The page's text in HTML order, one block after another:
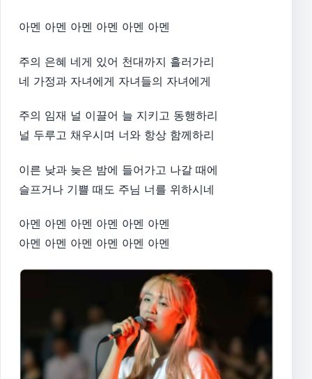
아멘 아멘 아멘 아멘 아멘 아멘
주의 은혜 네게 있어 천대까지 흘러가리
네 가정과 자녀에게 자녀들의 자녀에게
주의 임재 널 이끌어 늘 지키고 동행하리
널 두루고 채우시며 너와 항상 함께하리
이른 낮과 늦은 밤에 들어가고 나갈 때에
슬프거나 기쁠 때도 주님 너를 위하시네
아멘 아멘 아멘 아멘 아멘 아멘
아멘 아멘 아멘 아멘 아멘 아멘